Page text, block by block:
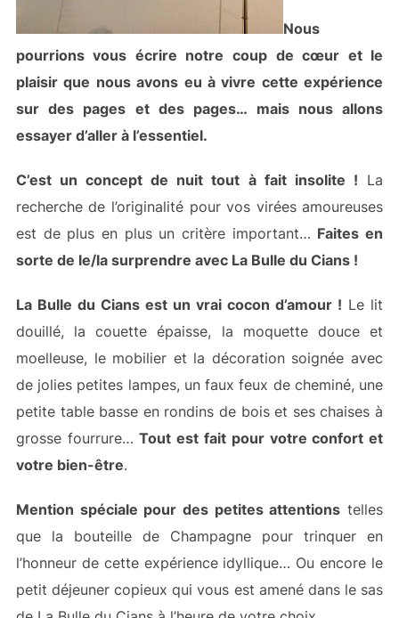
Nous
pourrions vous écrire notre coup de cœur et le
plaisir que nous avons eu à vivre cette expérience
sur des pages et des pages… mais nous allons
essayer d’aller à l’essentiel.
C’est un concept de nuit tout à fait insolite ! La
recherche de l’originalité pour vos virées amoureuses
est de plus en plus un critère important… Faites en
sorte de le/la surprendre avec La Bulle du Cians !
La Bulle du Cians est un vrai cocon d’amour ! Le lit
douillé, la couette épaisse, la moquette douce et
moelleuse, le mobilier et la décoration soignée avec
de jolies petites lampes, un faux feux de cheminé, une
petite table basse en rondins de bois et ses chaises à
grosse fourrure…Tout est fait pour votre confort et
votre bien-être.
Mention spéciale pour des petites attentions telles
que la bouteille de Champagne pour trinquer en
l’honneur de cette expérience idyllique… Ou encore le
petit déjeuner copieux qui vous est amené dans le sas